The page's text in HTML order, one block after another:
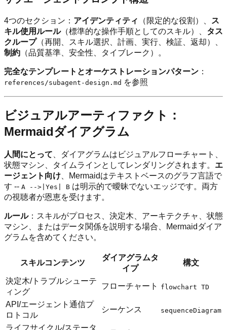
4つのセクション： アイデンティティ （限定的な役割）、
ス
キル使用ルール（標準的な操作手順としてのスキル）、 タス
クループ（再開、スキル選択、計画、実行、検証、返却）、
制約 （品質基準、安全性、タイブレーク）。
完全なテンプレートとオーケストレーションパターン ：
references/subagent-design.md を参照
ビジュアルアーティファクト：
Mermaidダイアグラム
人間にとって、ダイアグラムはビジュアルフローチャート、
状態マシン、タイムラインとしてレンダリングされます。 エ
ージェント向け、Mermaidはテキストベースのグラフ言語で
す -- A -->|Yes| B は明示的で曖昧でないエッジです。両方
の視聴者が恩恵を受けます。
ルール：スキルがプロセス、決定木、アーキテクチャ、状態
マシン、またはデータ関係を説明する場合、Mermaidダイア
グラムを含めてください。
スキルコンテンツ
ダイアグラムタ
イプ
構文
決定木/トラブルシューテ
ィング
フローチャート flowchart TD
API/エージェント通信プ
ロトコル
シーケンス sequenceDiagram
ライフサイクル/ステータ